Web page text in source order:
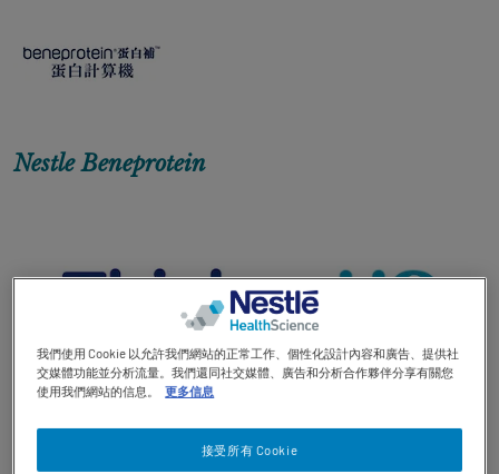
黑暗 / 明亮模式
Nestle Beneprotein
我們使用 Cookie 以允許我們網站的正常工作、個性化設計內容和廣告、提供社
交媒體功能並分析流量。我們還同社交媒體、廣告和分析合作夥伴分享有關您
使用我們網站的信息。
更多信息
接受所有 Cookie